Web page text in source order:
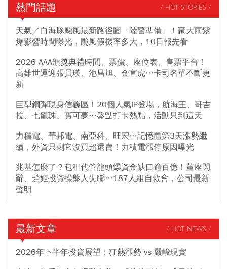
熱門話題 / HOT STORIES /
天氣／白海豚颱風最新路徑圖「陸警準備」！豪大雨紫
爆影響時間曝光，颱風假機率多大，10日報先看
2026 AAA頒獎典禮時間、票價、座位表、售票平台！
高雄世運迎張員瑛、池昌旭、金宣虎…卡司名單不斷更
新
巨型鋼彈現身信義區！20個人氣IP登場，航海王、哥吉
拉、七龍珠、寶可夢…盤點打卡熱點，活動只到這天
力積電、華邦電、南亞科、旺宏…記憶體第3天漲勢繼
續，外資只剩它沒買超還賣！力積電漲停原因曝光
兆基怎麼了？包租代管龍頭爆資金缺口逾百億！董座閃
辭、趙姬投資操盤人失聯…187人組自救會，公司最新
聲明
最新文章 / HOT NEWS /
2026年下半年投資展望：狂熱漲勢 vs 嚴峻現實